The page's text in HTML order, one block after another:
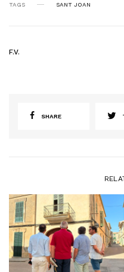
TAGS SANT JOAN
F.V.
SHARE